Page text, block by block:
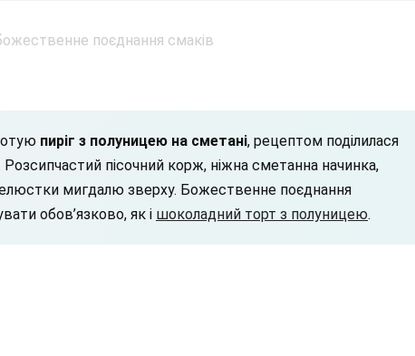
пиріг з полуницею на сметані, рецептом поділилася
Розсипчастий пісочний корж, ніжна сметанна начинка,
пелюстки мигдалю зверху. Божественне поєднання
обов’язково, як і шоколадний торт з полуницею.